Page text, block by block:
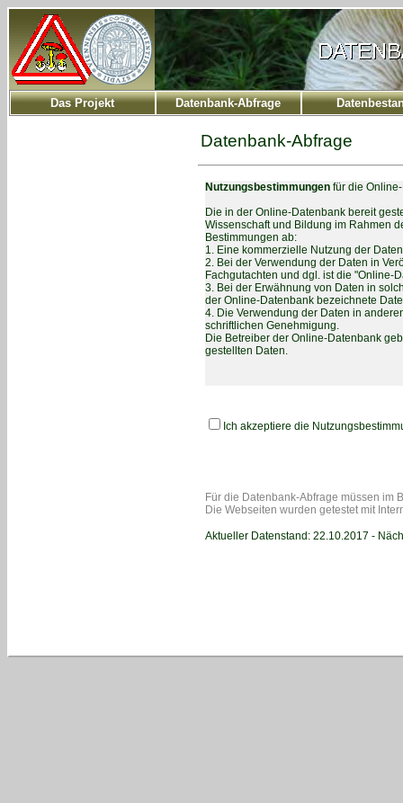
Das Projekt Datenbank-Abfrage
Datenbank-Abfrage
Nutzungsbestimmungen für die
Die in der Online-Datenbank bereit
Wissenschaft und Bildung im Rahmen
Bestimmungen ab:
1. Eine kommerzielle Nutzung der
2. Bei der Verwendung der Daten in
Fachgutachten und dgl. ist die "Online-
3. Bei der Erwähnung von Daten in
der Online-Datenbank bezeichnete
4. Die Verwendung der Daten in
schriftlichen Genehmigung.
Die Betreiber der Online-Datenbank
gestellten Daten.
Für die Datenbank-Abfrage müssen im
Die Webseiten wurden getestet mit
Aktueller Datenstand: 22.10.2017 -
Ich akzeptiere die